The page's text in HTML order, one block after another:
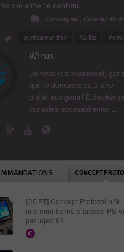
aime ce contenu
Chroniques, Concept
purificateur d'air R2-D2
Wirus
Un virus (étonnamment)
qui ne demande qu'à faire
plaisir aux gens ! Et hacker
consoles, accessoirement...
CONCEPT
[CCPT] Concept Protocol n°9 :
une mini-borne d’arcade PS
par lejedi62